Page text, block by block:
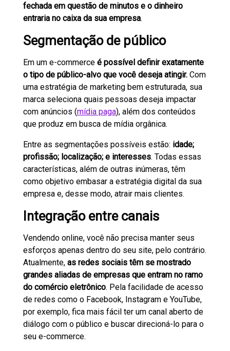
fechada em questão de minutos e o dinheiro
entraria no caixa da sua empresa.
Segmentação de público
Em um e-commerce é possível definir exatamente
o tipo de público-alvo que você deseja atingir.Com
uma estratégia de marketing bem estruturada, sua
marca seleciona quais pessoas deseja impactar
com anúncios (mídia paga), além dos conteúdos
que produz em busca de mídia orgânica.
Entre as segmentações possíveis estão: idade;
profissão; localização; e interesses. Todas essas
características, além de outras inúmeras, têm
como objetivo embasar a estratégia digital da sua
empresa e, desse modo, atrair mais clientes.
Integração entre canais
Vendendo online, você não precisa manter seus
esforços apenas dentro do seu site, pelo contrário.
Atualmente, as redes sociais têm se mostrado
grandes aliadas de empresas que entram no ramo
do comércio eletrônico. Pela facilidade de acesso
de redes como o Facebook, Instagram e YouTube,
por exemplo, fica mais fácil ter um canal aberto de
diálogo com o público e buscar direcioná-lo para o
seu e-commerce.